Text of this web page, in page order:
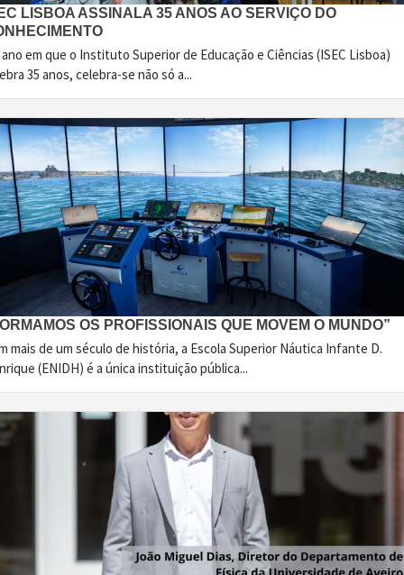
LISBOA ASSINALA 35 ANOS AO SERVIÇO DO
em que o Instituto Superior de Educação e Ciências (ISEC Lisboa)
35 anos, celebra-se não só a...
OS PROFISSIONAIS QUE MOVEM O MUNDO”
mais de um século de história, a Escola Superior Náutica Infante D.
(ENIDH) é a única instituição pública...